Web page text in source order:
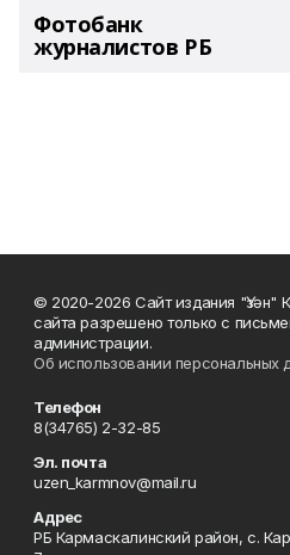
Фотобанк
журналистов РБ
© 2020-2026 Сайт издания "Үзән"
сайта разрешено только с
администрации.
Об использовании персональных
Телефон
8(34765) 2-32-85
Эл. почта
uzen_karmnov@mail.ru
Адрес
РБ Кармаскалинский район, с.